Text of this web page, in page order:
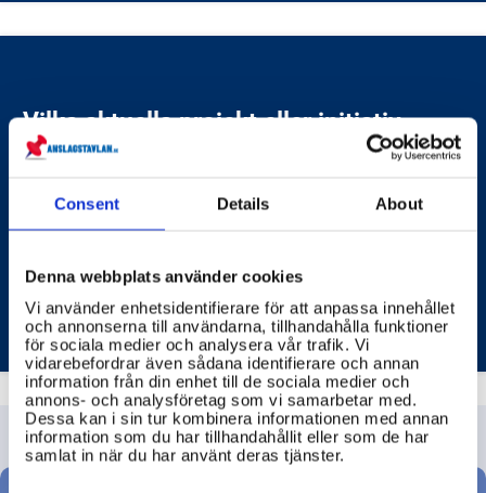
Consent Details About
Denna webbplats använder cookies
Vi använder enhetsidentifierare för att anpassa innehållet
och annonserna till användarna, tillhandahålla funktioner
för sociala medier och analysera vår trafik. Vi
vidarebefordrar även sådana identifierare och annan
information från din enhet till de sociala medier och
annons- och analysföretag som vi samarbetar med.
Dessa kan i sin tur kombinera informationen med annan
information som du har tillhandahållit eller som de har
samlat in när du har använt deras tjänster.
Vilka aktuella projekt eller initiativ
riktar sig till ungdomar just nu?
nu som riktar sig till unga, och som syftar till att
skapa en bättre framtid för alla.
BROTTSOFFERMYNDIGHETEN (BROM)